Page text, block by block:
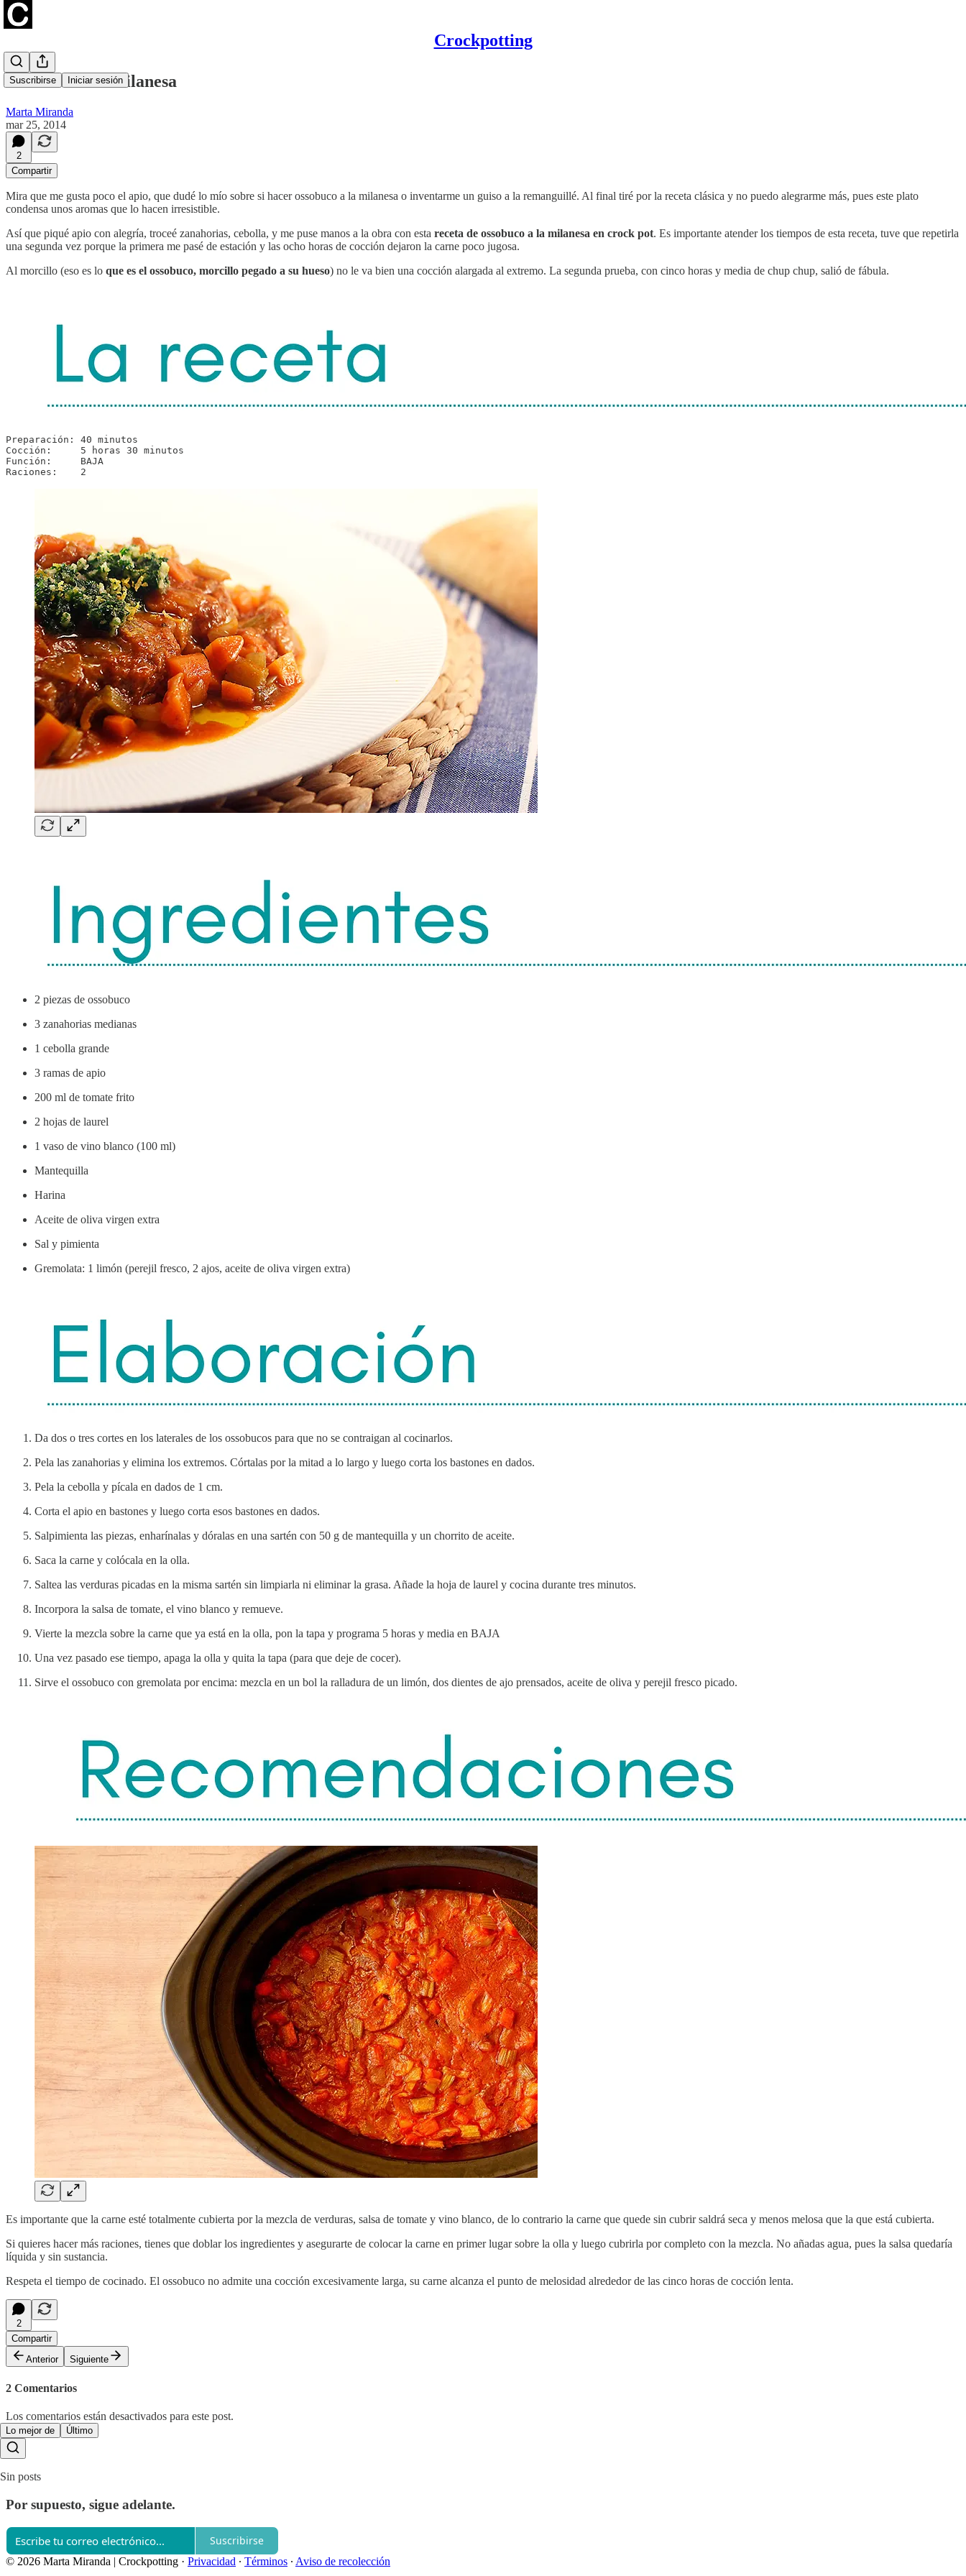
Crockpotting
Suscribirse Iniciar sesión
Ossobuco a la milanesa
Marta Miranda
mar 25, 2014
2
Compartir
Mira que me gusta poco el apio, que dudé lo mío sobre si hacer ossobuco a la milanesa o inventarme un guiso a la remanguillé. Al final tiré por la receta clásica y no puedo alegrarme más, pues este plato
condensa unos aromas que lo hacen irresistible.
Así que piqué apio con alegría, troceé zanahorias, cebolla, y me puse manos a la obra con esta receta de ossobuco a la milanesa en crock pot. Es importante atender los tiempos de esta receta, tuve que repetirla
una segunda vez porque la primera me pasé de estación y las ocho horas de cocción dejaron la carne poco jugosa.
Al morcillo (eso es lo que es el ossobuco, morcillo pegado a su hueso) no le va bien una cocción alargada al extremo. La segunda prueba, con cinco horas y media de chup chup, salió de fábula.
Preparación: 40 minutos
Cocción:     5 horas 30 minutos
Función:     BAJA
Raciones:    2
2 piezas de ossobuco
3 zanahorias medianas
1 cebolla grande
3 ramas de apio
200 ml de tomate frito
2 hojas de laurel
1 vaso de vino blanco (100 ml)
Mantequilla
Harina
Aceite de oliva virgen extra
Sal y pimienta
Gremolata: 1 limón (perejil fresco, 2 ajos, aceite de oliva virgen extra)
Da dos o tres cortes en los laterales de los ossobucos para que no se contraigan al cocinarlos.
Pela las zanahorias y elimina los extremos. Córtalas por la mitad a lo largo y luego corta los bastones en dados.
Pela la cebolla y pícala en dados de 1 cm.
Corta el apio en bastones y luego corta esos bastones en dados.
Salpimienta las piezas, enharínalas y dóralas en una sartén con 50 g de mantequilla y un chorrito de aceite.
Saca la carne y colócala en la olla.
Saltea las verduras picadas en la misma sartén sin limpiarla ni eliminar la grasa. Añade la hoja de laurel y cocina durante tres minutos.
Incorpora la salsa de tomate, el vino blanco y remueve.
Vierte la mezcla sobre la carne que ya está en la olla, pon la tapa y programa 5 horas y media en BAJA
Una vez pasado ese tiempo, apaga la olla y quita la tapa (para que deje de cocer).
Sirve el ossobuco con gremolata por encima: mezcla en un bol la ralladura de un limón, dos dientes de ajo prensados, aceite de oliva y perejil fresco picado.
Es importante que la carne esté totalmente cubierta por la mezcla de verduras, salsa de tomate y vino blanco, de lo contrario la carne que quede sin cubrir saldrá seca y menos melosa que la que está cubierta.
Si quieres hacer más raciones, tienes que doblar los ingredientes y asegurarte de colocar la carne en primer lugar sobre la olla y luego cubrirla por completo con la mezcla. No añadas agua, pues la salsa quedaría
líquida y sin sustancia.
Respeta el tiempo de cocinado. El ossobuco no admite una cocción excesivamente larga, su carne alcanza el punto de melosidad alrededor de las cinco horas de cocción lenta.
2
Compartir
Anterior
Siguiente
2 Comentarios
Los comentarios están desactivados para este post.
Lo mejor de Último
Sin posts
Por supuesto, sigue adelante.
Suscribirse
© 2026 Marta Miranda | Crockpotting · Privacidad ∙ Términos ∙ Aviso de recolección